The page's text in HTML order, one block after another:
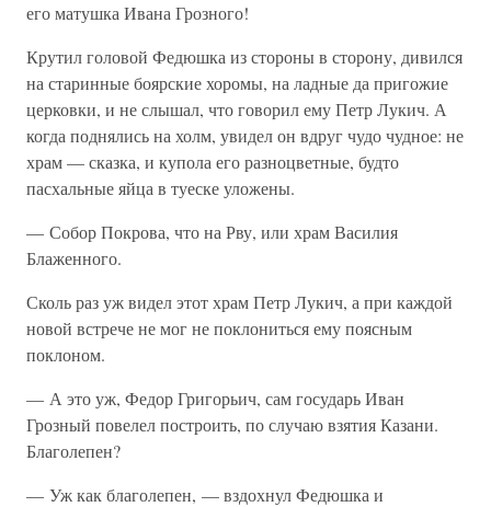
его матушка Ивана Грозного!
Крутил головой Федюшка из стороны в сторону, дивился
на старинные боярские хоромы, на ладные да пригожие
церковки, и не слышал, что говорил ему Петр Лукич. А
когда поднялись на холм, увидел он вдруг чудо чудное: не
храм — сказка, и купола его разноцветные, будто
пасхальные яйца в туеске уложены.
— Собор Покрова, что на Рву, или храм Василия
Блаженного.
Сколь раз уж видел этот храм Петр Лукич, а при каждой
новой встрече не мог не поклониться ему поясным
поклоном.
— А это уж, Федор Григорьич, сам государь Иван
Грозный повелел построить, по случаю взятия Казани.
Благолепен?
— Уж как благолепен, — вздохнул Федюшка и